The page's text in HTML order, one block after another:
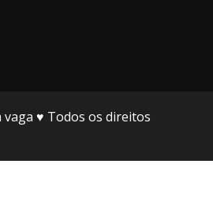
vaga ♥️ Todos os direitos